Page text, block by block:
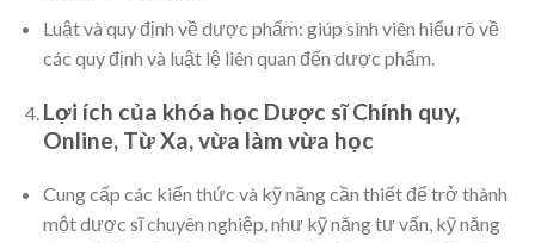
Luật và quy định về dược phẩm: giúp sinh viên hiểu rõ về
các quy định và luật lệ liên quan đến dược phẩm.
Lợi ích của khóa học Dược sĩ Chính quy,
Online, Từ Xa, vừa làm vừa học
Cung cấp các kiến thức và kỹ năng cần thiết để trở thành
một dược sĩ chuyên nghiệp, như kỹ năng tư vấn, kỹ năng